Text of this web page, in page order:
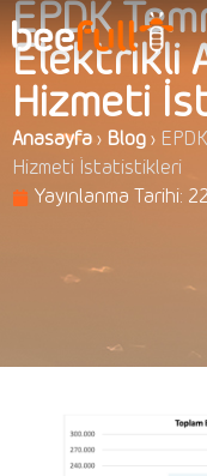
EPDK
Elektrikli
Hizmeti
Anasayfa › Blog ›
Hizmeti İstatistikleri
Yayınlanma Tarihi: